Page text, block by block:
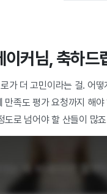
이커님, 축하드
가 더 고민이라는 걸. 어
만족도 평가 요청까지 해
도로 넘어야 할 산들이 많